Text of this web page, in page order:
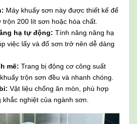
Máy khuấy sơn này được thiết kế để
trộn 200 lít sơn hoặc hóa chất.
hạ tự động: Tính năng nâng hạ
việc lấy và đổ sơn trở nên dễ dàng
mẽ: Trang bị động cơ công suất
trộn sơn đều và nhanh chóng.
Vật liệu chống ăn mòn, phù hợp
nghiệt của ngành sơn.